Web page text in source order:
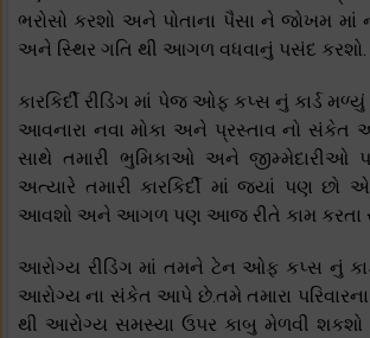
ભરોસો કરશો અને પોતાના પૈસા ને જોખમ માં
અને સ્થિર ગતિ થી આગળ વધવાનું પસંદ કરશો.
કારકિર્દી રીડિંગ માં પેજ ઓફ કપ્સ નું કાર્ડ
આવનારા નવા મોકા અને પ્રસ્તાવ નો
સાથે તમારી ભુમિકાઓ અને જીમ્મેદારીઓ
અત્યારે તમારી કારકિર્દી માં જ્યાં પણ છો
આવશો અને આગળ પણ આજ રીતે કામ કરતા
આરોગ્ય રીડિંગ માં તમને ટેન ઓફ કપ્સ નું
આરોગ્ય ના સંકેત આપે છે.તમે તમારા
થી આરોગ્ય સમસ્યા ઉપર કાબુ મેળવી